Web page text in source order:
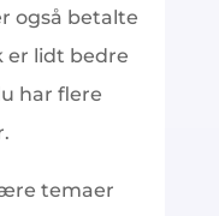
også betalte
er lidt bedre
har flere
temaer